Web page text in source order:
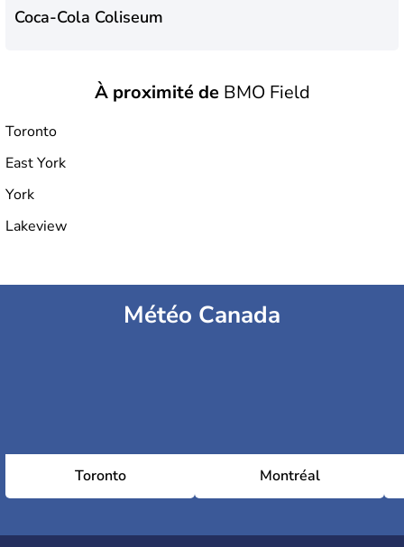
Coca-Cola Coliseum
Scotiabank ArenaÀ proximité deBMO Field
Toronto
East York
York
Lakeview
Météo Canada
Toronto Montréal